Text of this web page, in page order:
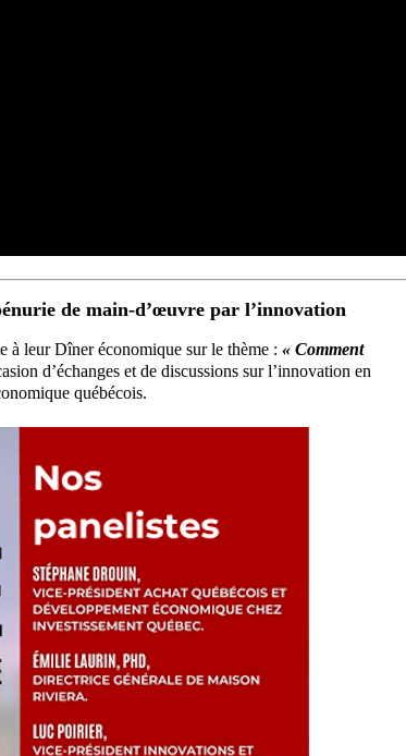
de main-d’œuvre par l’innovation
à leur Dîner économique sur le thème : « Comment
d’échanges et de discussions sur l’innovation en
québécois.